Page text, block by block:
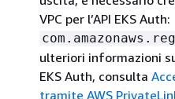
VPC per l’API EKS Auth:
ulteriori informazioni
EKS Auth, consulta
tramite AWS